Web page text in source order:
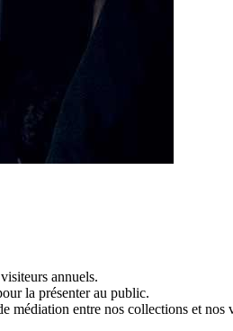
annuels.
la présenter au public.
médiation entre nos collections et nos